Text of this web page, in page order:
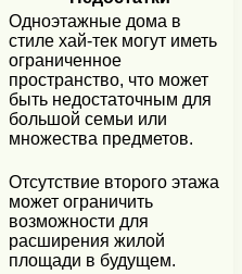
Одноэтажные дома в
стиле хай-тек могут иметь
ограниченное
пространство, что может
быть недостаточным для
большой семьи или
множества предметов.
Отсутствие второго этажа
может ограничить
возможности для
расширения жилой
площади в будущем.